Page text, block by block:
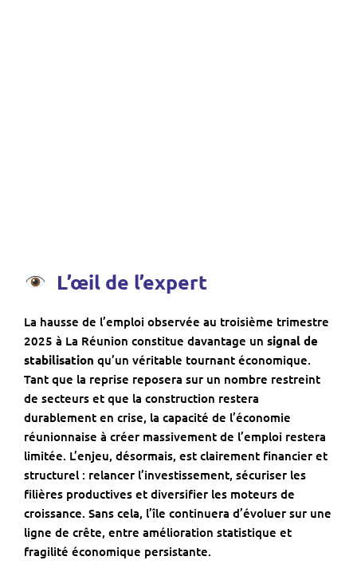
L’œil de l’expert
La hausse de l’emploi observée au troisième trimestre
2025 à La Réunion constitue davantage un signal de
stabilisation qu’un véritable tournant économique.
Tant que la reprise reposera sur un nombre restreint
de secteurs et que la construction restera
durablement en crise, la capacité de l’économie
réunionnaise à créer massivement de l’emploi restera
limitée. L’enjeu, désormais, est clairement financier et
structurel : relancer l’investissement, sécuriser les
filières productives et diversifier les moteurs de
croissance. Sans cela, l’île continuera d’évoluer sur une
ligne de crête, entre amélioration statistique et
fragilité économique persistante.